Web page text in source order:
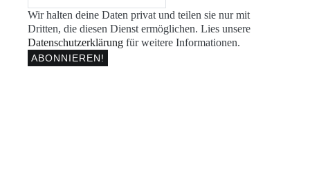
Wir halten deine Daten privat und teilen sie nur mit
Dritten, die diesen Dienst ermöglichen. Lies unsere
Datenschutzerklärung für weitere Informationen.